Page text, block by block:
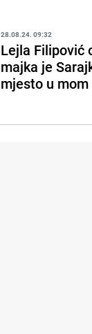
28.08.24. 09:32
Lejla Filipović
majka je
mjesto u mom